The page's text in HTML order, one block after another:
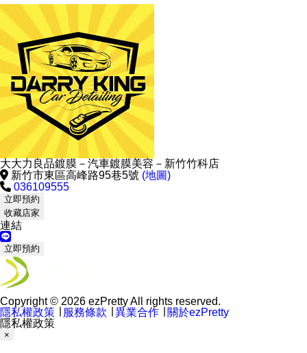
大大力良品鍍膜－汽車鍍膜美容－新竹竹科店
新竹市東區高峰路95巷5號 (地圖)
036109555
立即預約
收藏店家
連結
立即預約
Copyright © 2026 ezPretty All rights reserved.
隱私權政策
服務條款 異業合作
關於ezPretty
隱私權政策
×